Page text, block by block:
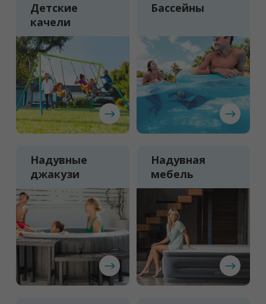
Детские
качели
Бассейны
Надувные
джакузи
Надувная
мебель